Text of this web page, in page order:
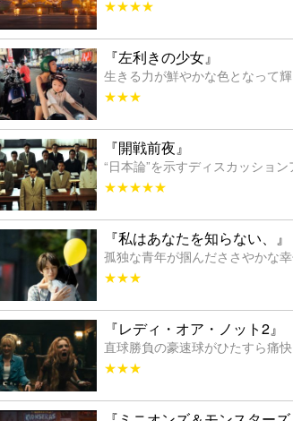
★★★★
『左利きの少女』
生きる力が鮮やかな色となって輝
★★★
『開戦前夜』
“日本論”を示すディスカッショ
★★★★★
『私はあなたを知らない、』
孤独な青年が掴んだささやかな
★★★
『レディ・オア・ノット2』
直球勝負の豪速球がひたすら痛快
★★★